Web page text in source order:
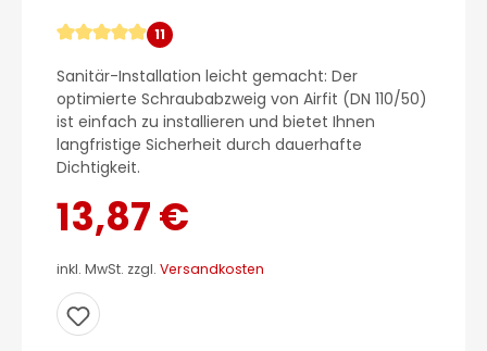
Durchschnittliche Bewertung von 4.91 von 5
11
Sanitär-Installation leicht gemacht: Der
optimierte Schraubabzweig von Airfit (DN 110/50)
ist einfach zu installieren und bietet Ihnen
langfristige Sicherheit durch dauerhafte
Dichtigkeit.
13,87 €
inkl. MwSt. zzgl. Versandkosten